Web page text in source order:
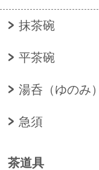
抹茶碗
平茶碗
湯呑（ゆのみ）
急須
茶道具